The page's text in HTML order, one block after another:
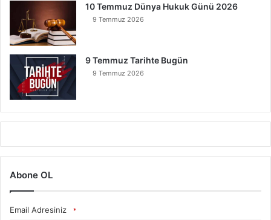
10 Temmuz Dünya Hukuk Günü 2026
9 Temmuz 2026
9 Temmuz Tarihte Bugün
9 Temmuz 2026
Abone OL
Email Adresiniz *